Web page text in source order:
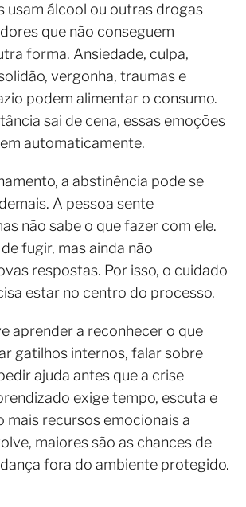
usam álcool ou outras drogas
que não conseguem
forma. Ansiedade, culpa,
vergonha, traumas e
podem alimentar o consumo.
sai de cena, essas emoções
automaticamente.
a abstinência pode se
A pessoa sente
não sabe o que fazer com ele.
fugir, mas ainda não
respostas. Por isso, o cuidado
estar no centro do processo.
aprender a reconhecer o que
gatilhos internos, falar sobre
ajuda antes que a crise
exige tempo, escuta e
mais recursos emocionais a
maiores são as chances de
fora do ambiente protegido.